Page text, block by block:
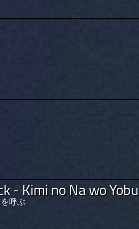
- Kimi no Na wo Yobu
呼ぶ